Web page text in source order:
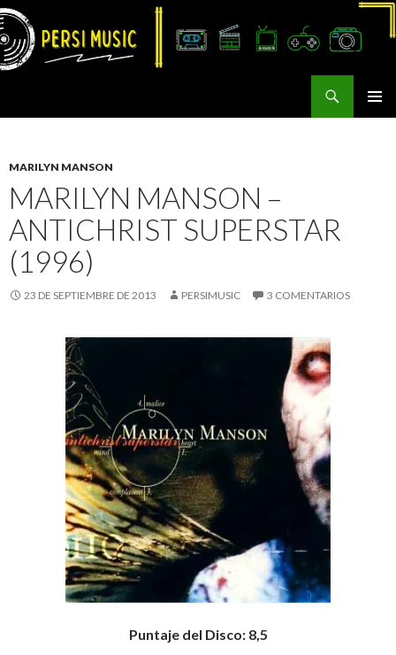
MARILYN MANSON
MARILYN MANSON –
ANTICHRIST SUPERSTAR
(1996)
23 DE SEPTIEMBRE DE 2013 PERSIMUSIC 3 COMENTARIOS
Puntaje del Disco: 8,5